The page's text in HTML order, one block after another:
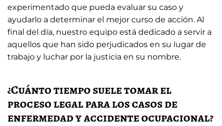
experimentado que pueda evaluar su caso y
ayudarlo a determinar el mejor curso de acción. Al
final del día, nuestro equipo está dedicado a servir a
aquellos que han sido perjudicados en su lugar de
trabajo y luchar por la justicia en su nombre.
¿Cuánto tiempo suele tomar el
proceso legal para los casos de
enfermedad y accidente ocupacional?